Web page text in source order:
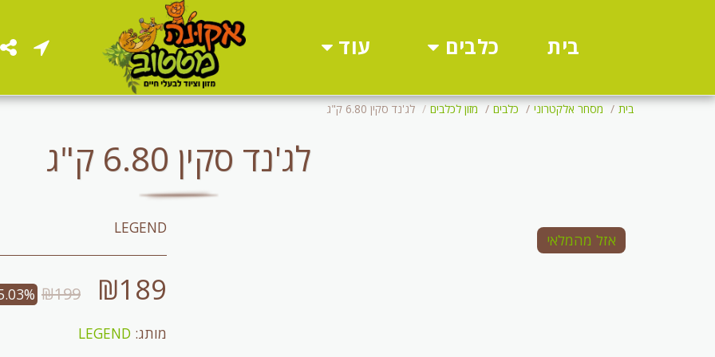
בית כלבים עוד
בית מסחר אלקטרוני כלבים מזון לכלבים לג'נד סקין 6.80 ק"ג
לג'נד סקין 6.80 ק"ג
אזל מהמלאי
LEGEND
₪189
₪199
מותג: LEGEND